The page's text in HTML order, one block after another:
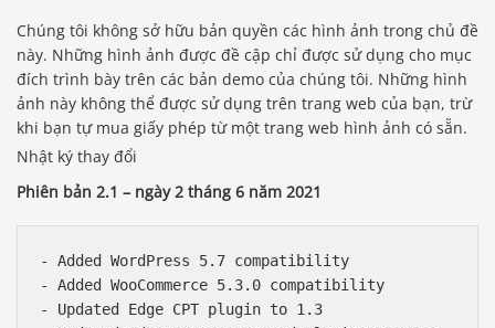
Chúng tôi không sở hữu bản quyền các hình ảnh trong chủ đề
này. Những hình ảnh được đề cập chỉ được sử dụng cho mục
đích trình bày trên các bản demo của chúng tôi. Những hình
ảnh này không thể được sử dụng trên trang web của bạn, trừ
khi bạn tự mua giấy phép từ một trang web hình ảnh có sẵn.
Nhật ký thay đổi
Phiên bản 2.1 – ngày 2 tháng 6 năm 2021
- Added WordPress 5.7 compatibility
- Added WooCommerce 5.3.0 compatibility
- Updated Edge CPT plugin to 1.3